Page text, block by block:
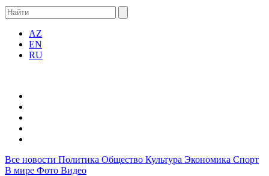
AZ
EN
RU
Все новости Политика Общество Культура Экономика Спорт
В мире Фото Видео